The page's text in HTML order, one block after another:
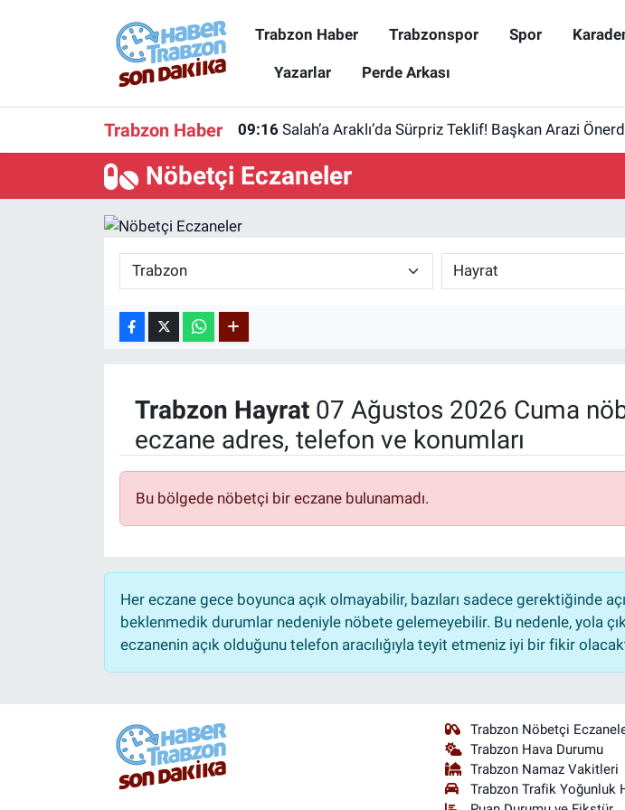
Trabzon Haber Trabzonspor Spor
Yazarlar Perde Arkası
Trabzon Haber 09:16 Salah’a Araklı’da Sürpriz Teklif! Başkan Arazi
Nöbetçi Eczaneler
Trabzon Hayrat07 Ağustos 2026 Cuma
eczane adres, telefon ve konumları
Bu bölgede nöbetçi bir eczane bulunamadı.
Her eczane gece boyunca açık olmayabilir, bazıları sadece gerektiğinde
beklenmedik durumlar nedeniyle nöbete gelemeyebilir. Bu nedenle, yola
eczanenin açık olduğunu telefon aracılığıyla teyit etmeniz iyi bir fikir
Trabzon Nöbetçi
Trabzon Hava Durumu
Trabzon Namaz Vakitleri
Trabzon Trafik Yoğunluk
Trabzon Haber
Resmi Reklam
Perde Arkası
Trabzon Nöbetçi Eczaneler
Trabzon Namaz Vakitleri
Süper Lig Puan Durumu ve Fikstür
Son Dakika Haberleri